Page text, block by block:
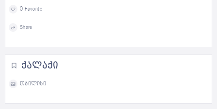
0 Favorite
Share
ᲥᲐᲚᲐᲥᲘ
თბილისი